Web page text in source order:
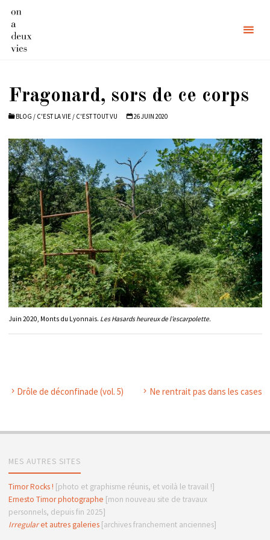
content
Fragonard, sors de ce corps
BLOG / C'EST LA VIE / C'EST TOUT VU 26 JUIN 2020
Juin 2020, Monts du Lyonnais. Les Hasards heureux de l’escarpolette.
Drôle de déconfinade (vol. 5) Ne rentrait pas dans les cases
MES AUTRES SITES
Timor Rocks ! [photo et graphisme réunis, et voilà le travail !]
Ernesto Timor photographe [mon nouveau site de travaux
personnels, depuis fin 2025]
Irregularet autres galeries[archives franchement anciennes]